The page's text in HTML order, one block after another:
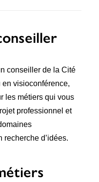
conseiller de la Cité
visioconférence,
les métiers qui vous
professionnel et
recherche d’idées.